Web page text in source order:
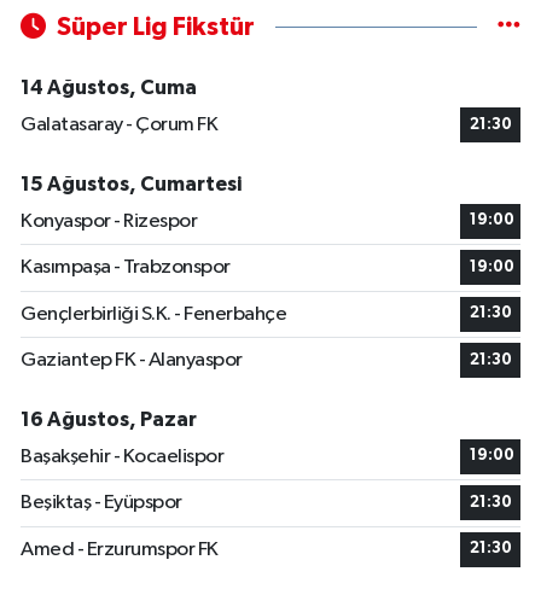
Süper Lig Fikstür
14 Ağustos, Cuma
Galatasaray - Çorum FK
21:30
15 Ağustos, Cumartesi
Konyaspor - Rizespor
19:00
Kasımpaşa - Trabzonspor 19:00
Gençlerbirliği S.K. - Fenerbahçe 21:30
Gaziantep FK - Alanyaspor 21:30
16 Ağustos, Pazar
Başakşehir - Kocaelispor
19:00
Beşiktaş - Eyüpspor 21:30
Amed - Erzurumspor FK 21:30